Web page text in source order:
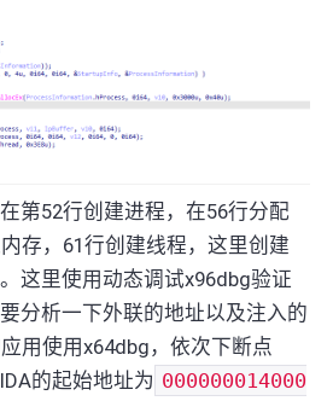
第52行创建进程，在56行分配
存，61行创建线程，这里创建
这里使用动态调试x96dbg验证
分析一下外联的地址以及注入的
用使用x64dbg，依次下断点
的起始地址为 000000014000